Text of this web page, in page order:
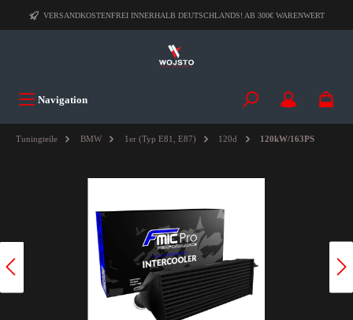
VERSANDKOSTENFREI INNERHALB DEUTSCHLANDS! AB 300€ WARENWERT
Navigation
Tuningteile BMW 1er (Typ E81, E87) 120d 120kW/163PS